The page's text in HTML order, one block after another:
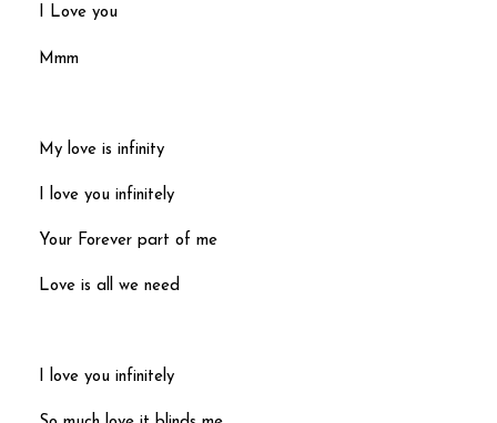
I Love you
Mmm
My love is infinity
I love you infinitely
Your Forever part of me
Love is all we need
I love you infinitely